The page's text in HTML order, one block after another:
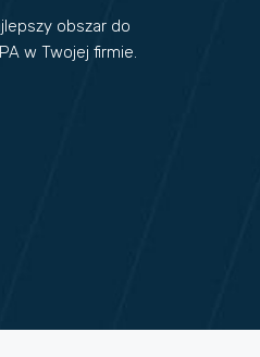
obszar do
w Twojej firmie.